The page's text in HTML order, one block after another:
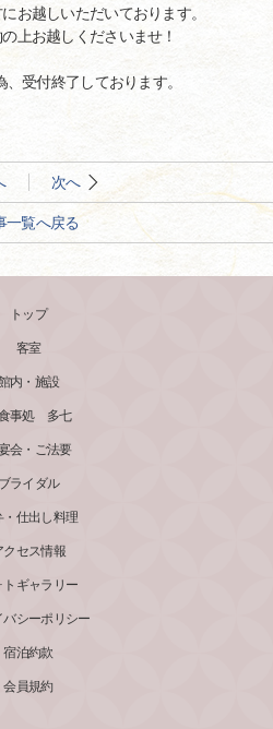
お越しいただいております。
上お越しくださいませ！
受付終了しております。
次へ
一覧へ戻る
トップ
客室
内・施設
事処 多七
会・ご法要
ブライダル
・仕出し料理
クセス情報
トギャラリー
バシーポリシー
宿泊約款
会員規約